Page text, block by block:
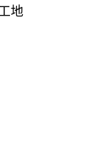
地